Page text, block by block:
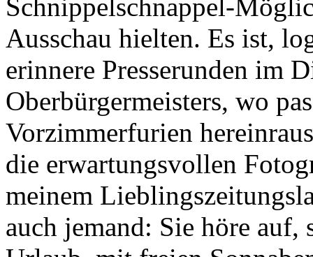
Schnippelschnappel-
Ausschau hielten. Es ist,
erinnere Presserunden im
Oberbürgermeisters, wo
Vorzimmerfurien
die erwartungsvollen
meinem
auch jemand: Sie höre auf,